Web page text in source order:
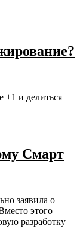
+1 и делиться
Смарт
заявила о
этого
разработку